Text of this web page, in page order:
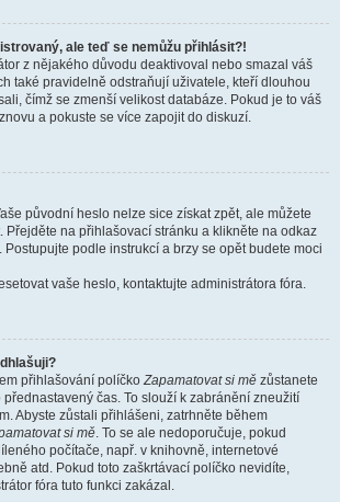
ale teď se nemůžu přihlásit?!
z nějakého důvodu deaktivoval nebo smazal váš
také pravidelně odstraňují uživatele, kteří dlouhou
čímž se zmenší velikost databáze. Pokud je to váš
a pokuste se více zapojit do diskuzí.
původní heslo nelze sice získat zpět, ale můžete
Přejděte na přihlašovací stránku a klikněte na odkaz
. Postupujte podle instrukcí a brzy se opět budete moci
vaše heslo, kontaktujte administrátora fóra.
přihlašování políčkoZapamatovat si mě zůstanete
čas. To slouží k zabránění zneužití
Abyste zůstali přihlášeni, zatrhněte během
si mě. To se ale nedoporučuje, pokud
počítače, např. v knihovně, internetové
atd. Pokud toto zaškrtávací políčko nevidíte,
fóra tuto funkci zakázal.